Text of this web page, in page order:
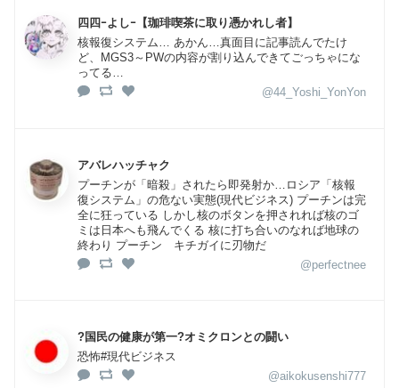
四四ｰよしｰ【珈琲喫茶に取り憑かれし者】
核報復システム… あかん…真面目に記事読んでたけ
ど、MGS3～PWの内容が割り込んできてごっちゃにな
ってる…
@44_Yoshi_YonYon
アバレハッチャク
プーチンが「暗殺」されたら即発射か…ロシア「核報
復システム」の危ない実態(現代ビジネス) プーチンは完
全に狂っている しかし核のボタンを押されれば核のゴ
ミは日本へも飛んでくる 核に打ち合いのなれば地球の
終わり プーチン キチガイに刃物だ
@perfectnee
?国民の健康が第一?オミクロンとの闘い
恐怖#現代ビジネス
@aikokusenshi777